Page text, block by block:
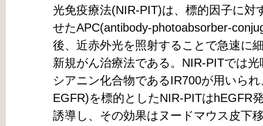
光免疫療法(NIR-PIT)は、標的因子に対
せたAPC(antibody-photoabsorber-
後、近赤外光を照射することで急速に
新規がん治療法である。NIR-PITでは
シアニン化合物であるIR700が用いら
EGFR)を標的としたNIR-PITはhEGFR
誘導し、その効果はヌードマウス皮下